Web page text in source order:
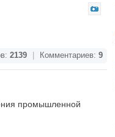
2139 Комментариев: 9
промышленной